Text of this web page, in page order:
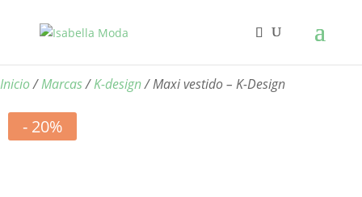
Inicio/Marcas/K-design/ Maxi vestido – K-Design
- 20%